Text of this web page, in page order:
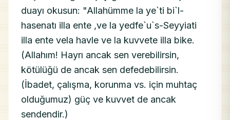
duayı okusun: "Allahümme la ye`ti bi`l-
hasenatı illa ente ,ve la yedfe`u`s-Seyyiati
illa ente vela havle ve la kuvvete illa bike.
(Allahım! Hayrı ancak sen verebilirsin,
kötülüğü de ancak sen defedebilirsin.
(İbadet, çalışma, korunma vs. için muhtaç
olduğumuz) güç ve kuvvet de ancak
sendendir.)